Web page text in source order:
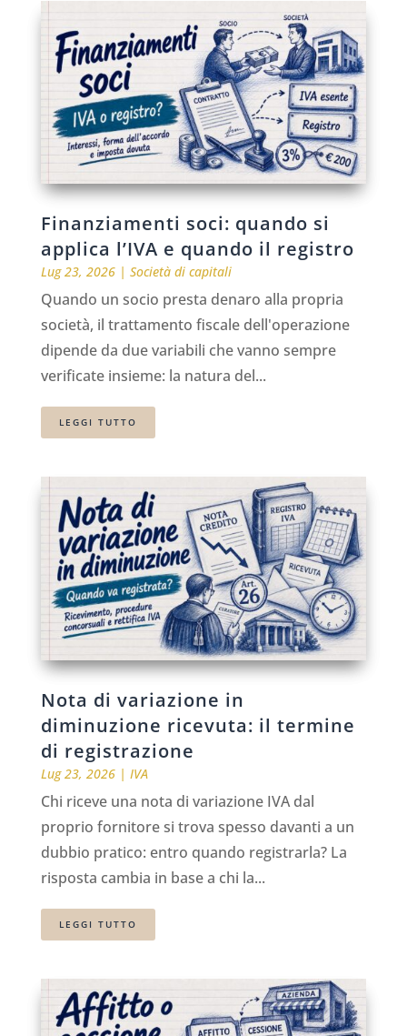
Finanziamenti soci: quando si
applica l’IVA e quando il registro
Lug 23, 2026| Società di capitali
Quando un socio presta denaro alla propria
società, il trattamento fiscale dell'operazione
dipende da due variabili che vanno sempre
verificate insieme: la natura del...
LEGGI TUTTO
Nota di variazione in
diminuzione ricevuta: il termine
di registrazione
Lug 23, 2026| IVA
Chi riceve una nota di variazione IVA dal
proprio fornitore si trova spesso davanti a un
dubbio pratico: entro quando registrarla? La
risposta cambia in base a chi la...
LEGGI TUTTO